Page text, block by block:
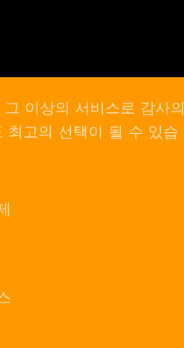
이상의 서비스로 감사의
최고의 선택이 될 수 있습